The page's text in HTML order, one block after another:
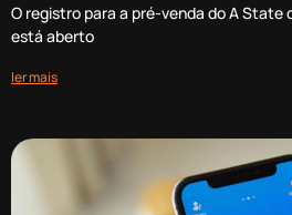
O registro para a pré-venda do A State
está aberto
ler mais